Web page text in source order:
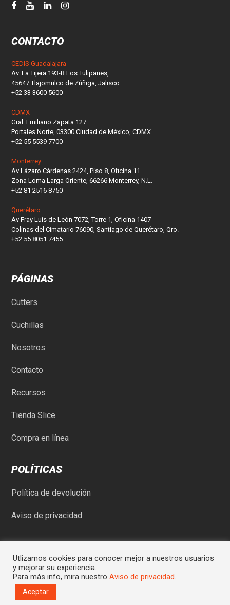
CONTACTO
CEDIS Guadalajara
Av. La Tijera 193-B Los Tulipanes,
45647 Tlajomulco de Zúñiga, Jalisco
+52 33 3600 5600
CDMX
Gral. Emiliano Zapata 127
Portales Norte, 03300 Ciudad de México, CDMX
+52 55 5539 7700
Monterrey
Av Lázaro Cárdenas 2424, Piso 8, Oficina 11
Zona Loma Larga Oriente, 66266 Monterrey, N.L.
+52 81 2516 8750
Querétaro
Av Fray Luis de León 7072, Torre 1, Oficina 1407
Colinas del Cimatario 76090, Santiago de Querétaro, Qro.
+52 55 8051 7455
PÁGINAS
Cutters
Cuchillas
Nosotros
Contacto
Recursos
Tienda Slice
Compra en línea
POLÍTICAS
Política de devolución
Aviso de privacidad
© Comercial Rod-May SA de CV | Sitio desarrollado por
Utlizamos cookies para conocer mejor a nuestros usuarios
y mejorar su experiencia.
Para más info, mira nuestro Aviso de privacidad.
Aceptar